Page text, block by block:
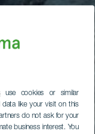
use cookies or similar
like your visit on this
do not ask for your
business interest. You